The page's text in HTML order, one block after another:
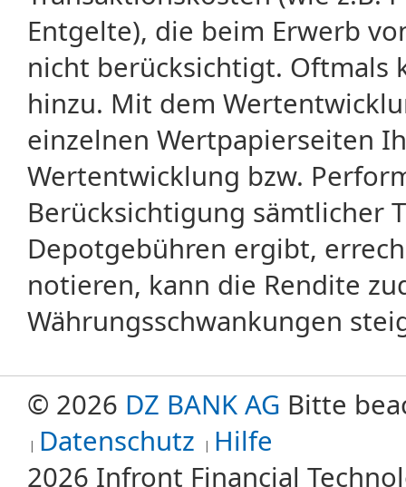
Entgelte), die beim Erwerb
nicht berücksichtigt. Oftmals
hinzu. Mit dem
einzelnen Wertpapierseiten
Wertentwicklung bzw.
Berücksichtigung sämtlicher
Depotgebühren ergibt,
notieren, kann die Rendite
Währungsschwankungen
© 2026 DZ BANK AG Bitte
Datenschutz Hilfe
2026 Infront Financial